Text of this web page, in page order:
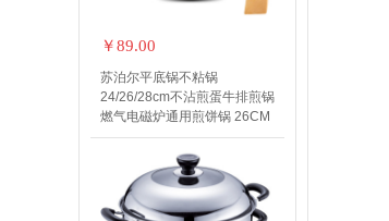
￥89.00
苏泊尔平底锅不粘锅
24/26/28cm不沾煎蛋牛排煎锅
燃气电磁炉通用煎饼锅 26CM